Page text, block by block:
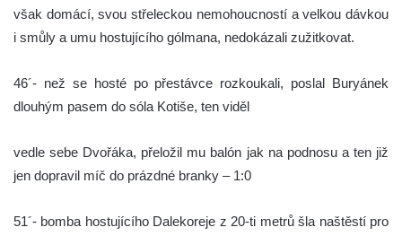
však domácí, svou střeleckou nemohoucností a velkou dávkou
i smůly a umu hostujícího gólmana, nedokázali zužitkovat.
46´- než se hosté po přestávce rozkoukali, poslal Buryánek
dlouhým pasem do sóla Kotiše, ten viděl
vedle sebe Dvořáka, přeložil mu balón jak na podnosu a ten již
jen dopravil míč do prázdné branky – 1:0
51´- bomba hostujícího Dalekoreje z 20-ti metrů šla naštěstí pro